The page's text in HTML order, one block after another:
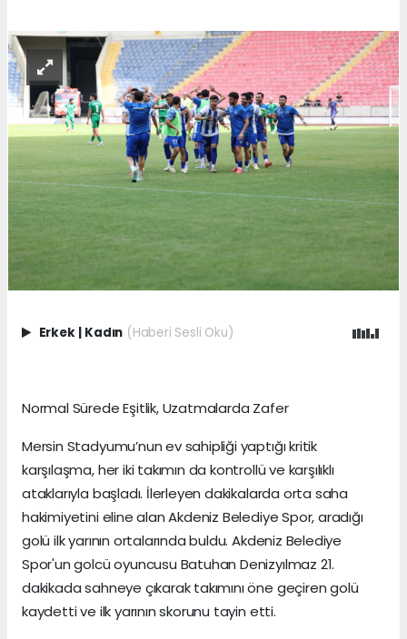
Erkek Kadın (Haberi Sesli Oku)
Normal Sürede Eşitlik, Uzatmalarda Zafer
Mersin Stadyumu’nun ev sahipliği yaptığı kritik
karşılaşma, her iki takımın da kontrollü ve karşılıklı
ataklarıyla başladı. İlerleyen dakikalarda orta saha
hakimiyetini eline alan Akdeniz Belediye Spor, aradığı
golü ilk yarının ortalarında buldu. Akdeniz Belediye
Spor'un golcü oyuncusu Batuhan Denizyılmaz 21.
dakikada sahneye çıkarak takımını öne geçiren golü
kaydetti ve ilk yarının skorunu tayin etti.